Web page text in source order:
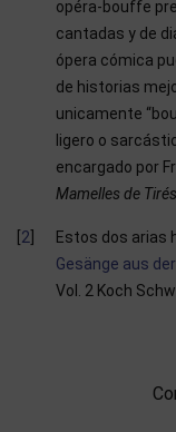
opéra-bouffe
cantadas y de
ópera cómica
de historias
unicamente
ligero o
encargado por
Mamelles de
2
Estos dos arias
Gesänge aus
Vol. 2 Koch